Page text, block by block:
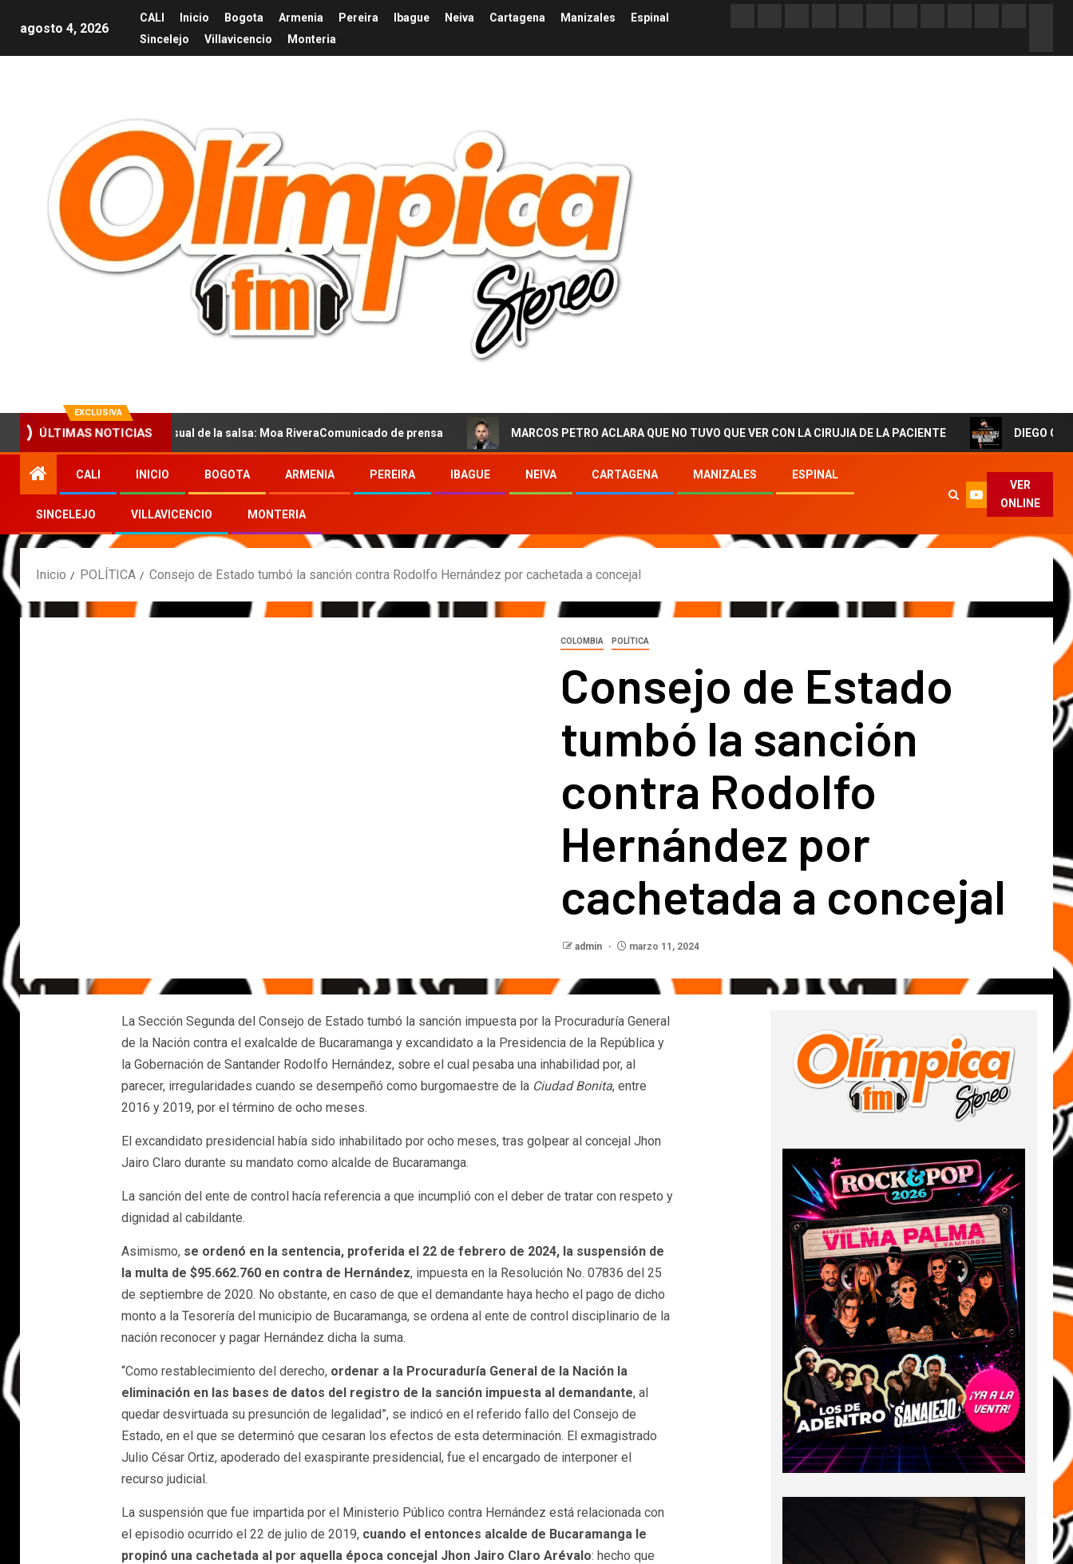
agosto 4, 2026
CALI Inicio Bogota Armenia Pereira Ibague Neiva Cartagena Manizales
Espinal
Sincelejo
Villavicencio Monteria
EXCLUSIVA
ÚLTIMAS NOTICIAS
con la nueva voz sensual de la salsa: Moa RiveraComunicado de prensa MARCOS PETRO ACLARA QUE NO TUVO QUE VER CON LA CIRUJIA DE LA PACIENTE DIEGO CORTES El
CALI INICIO BOGOTA ARMENIA PEREIRA IBAGUE NEIVA CARTAGENA MANIZALES ESPINAL
SINCELEJO VILLAVICENCIO MONTERIA
VER
ONLINE
Inicio POLÍTICA Consejo de Estado tumbó la sanción contra Rodolfo Hernández por cachetada a concejal
COLOMBIA POLÍTICA
Consejo de Estado
tumbó la sanción
contra Rodolfo
Hernández por
cachetada a concejal
admin marzo 11, 2024
La Sección Segunda del Consejo de Estado tumbó la sanción impuesta por la Procuraduría General
de la Nación contra el exalcalde de Bucaramanga y excandidato a la Presidencia de la República y
la Gobernación de Santander Rodolfo Hernández, sobre el cual pesaba una inhabilidad por, al
parecer, irregularidades cuando se desempeñó como burgomaestre de la Ciudad Bonita, entre
2016 y 2019, por el término de ocho meses.
El excandidato presidencial había sido inhabilitado por ocho meses, tras golpear al concejal Jhon
Jairo Claro durante su mandato como alcalde de Bucaramanga.
La sanción del ente de control hacía referencia a que incumplió con el deber de tratar con respeto y
dignidad al cabildante.
Asimismo, se ordenó en la sentencia, proferida el 22 de febrero de 2024, la suspensión de
la multa de $95.662.760 en contra de Hernández, impuesta en la Resolución No. 07836 del 25
de septiembre de 2020. No obstante, en caso de que el demandante haya hecho el pago de dicho
monto a la Tesorería del municipio de Bucaramanga, se ordena al ente de control disciplinario de la
nación reconocer y pagar Hernández dicha la suma.
“Como restablecimiento del derecho, ordenar a la Procuraduría General de la Nación la
eliminación en las bases de datos del registro de la sanción impuesta al demandante, al
quedar desvirtuada su presunción de legalidad”, se indicó en el referido fallo del Consejo de
Estado, en el que se determinó que cesaran los efectos de esta determinación. El exmagistrado
Julio César Ortiz, apoderado del exaspirante presidencial, fue el encargado de interponer el
recurso judicial.
La suspensión que fue impartida por el Ministerio Público contra Hernández está relacionada con
el episodio ocurrido el 22 de julio de 2019, cuando el entonces alcalde de Bucaramanga le
propinó una cachetada al por aquella época concejal Jhon Jairo Claro Arévalo: hecho que